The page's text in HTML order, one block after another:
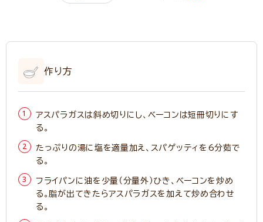
作り方
アスパラガスは斜め切りにし、ベーコンは短冊切りにす
る。
たっぷりの湯に塩を適量加え、スパゲッティを6分茹で
る。
フライパンに油を少量（分量外）ひき、ベーコンを炒め
る。脂が出てきたらアスパラガスを加えて炒め合わせ
る。